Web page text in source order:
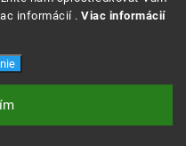
informácií .Viac informácií